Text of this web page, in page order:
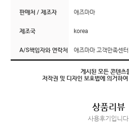
판매처 / 제조자 애즈마마
제조국 korea
A/S책임자와 연락처 애즈마마 고객만족센터
게시된 모든 콘텐츠
저작권 및 디자인 보호법에 의거하
상품리뷰
사용후기입니다.